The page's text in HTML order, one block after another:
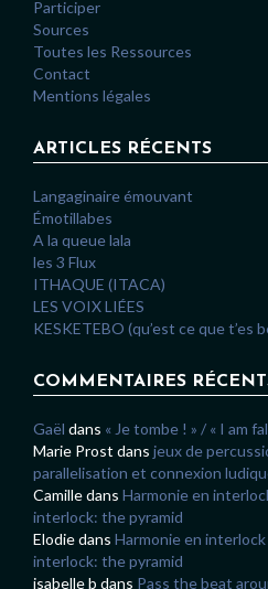
Participer
Sources
Toutes les Ressources
Contact
Mentions légales
ARTICLES RÉCENTS
Langaginaire émouvant
Émotillabes
A la queue lala
les 3 Flux
ITHAQUE (ITACA)
LES VOIX LIÉES
KESKETEBO (qu’est ce que t’es
COMMENTAIRES
Gaël dans « Je tombe ! » / « I am
Marie Prost dans jeux de
parallelisation et connexion
Camilledans Harmonie en
interlock: the pyramid
Elodiedans Harmonie en
interlock: the pyramid
isabelle b dans Pass the beat